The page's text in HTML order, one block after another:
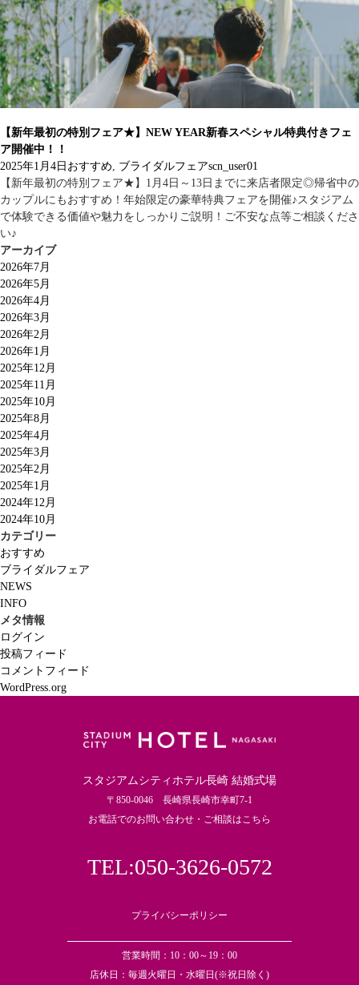
【新年最初の特別フェア★】NEW YEAR新春スペシャル特典付きフェ
ア開催中！！
2025年1月4日 おすすめ ブライダルフェアscn_user01
【新年最初の特別フェア★】1月4日～13日までに来店者限定◎帰省中の
カップルにもおすすめ！年始限定の豪華特典フェアを開催♪スタジアム
で体験できる価値や魅力をしっかりご説明！ご不安な点等ご相談くださ
い♪
アーカイブ
2026年7月
2026年5月
2026年4月
2026年3月
2026年2月
2026年1月
2025年12月
2025年11月
2025年10月
2025年8月
2025年4月
2025年3月
2025年2月
2025年1月
2024年12月
2024年10月
カテゴリー
おすすめ
ブライダルフェア
NEWS
INFO
メタ情報
ログイン
投稿フィード
コメントフィード
WordPress.org
スタジアムシティホテル長崎 結婚式場
〒850-0046 長崎県長崎市幸町7-1
お電話でのお問い合わせ・ご相談はこちら
TEL:050-3626-0572
プライバシーポリシー
営業時間：10：00～19：00
店休日：毎週火曜日・水曜日(※祝日除く)